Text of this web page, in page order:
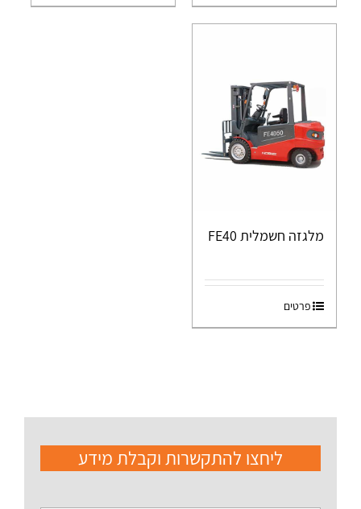
מלגזה חשמלית FE40
פרטים
ליחצו להתקשרות וקבלת מידע